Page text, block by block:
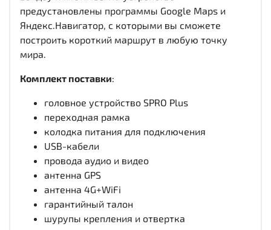
предустановлены программы Google Maps и
Яндекс.Навигатор, с которыми вы сможете
построить короткий маршрут в любую точку
мира.
Комплект поставки:
головное устройство SPRO Plus
переходная рамка
колодка питания для подключения
USB-кабели
провода аудио и видео
антенна GPS
антенна 4G+WiFi
гарантийный талон
шурупы крепления и отвертка